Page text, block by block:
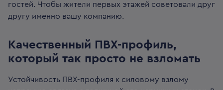
гостей. Чтобы жители первых этажей советовали друг
другу именно вашу компанию.
Качественный ПВХ-профиль,
который так просто не взломать
Устойчивость ПВХ-профиля к силовому взлому